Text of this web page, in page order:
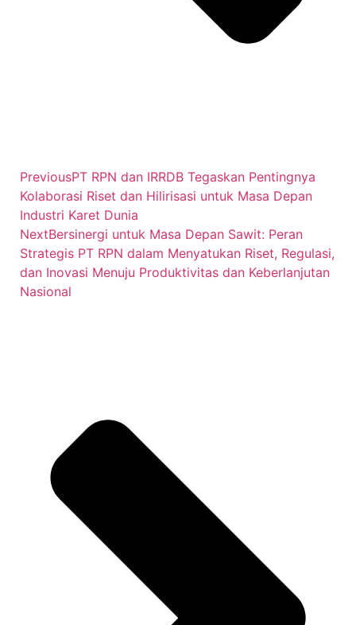
PreviousPT RPN dan IRRDB Tegaskan Pentingnya
Kolaborasi Riset dan Hilirisasi untuk Masa Depan
Industri Karet Dunia
NextBersinergi untuk Masa Depan Sawit: Peran
Strategis PT RPN dalam Menyatukan Riset, Regulasi,
dan Inovasi Menuju Produktivitas dan Keberlanjutan
Nasional